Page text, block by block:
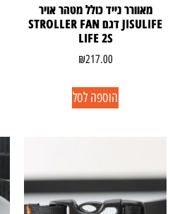
מאוורר נייד כולל מטהר אויר
JISULIFE דגם STROLLER FAN
LIFE 2S
₪217.00
הוספה לסל